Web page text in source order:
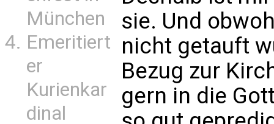
München
Emeritiert
er
Kurienkar
dinal
sie. Und
nicht getauft
Bezug zur
gern in die